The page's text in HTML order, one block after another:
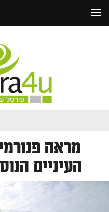
מראה
העיניים